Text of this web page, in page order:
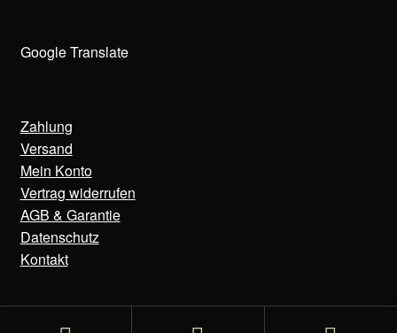
Google Translate
Zahlung
Versand
Mein Konto
Vertrag widerrufen
AGB & Garantie
Datenschutz
Kontakt